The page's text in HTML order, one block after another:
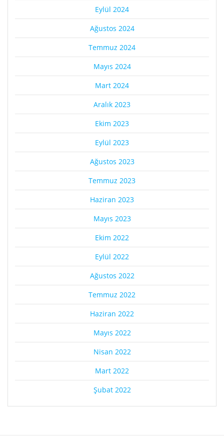
Eylül 2024
Ağustos 2024
Temmuz 2024
Mayıs 2024
Mart 2024
Aralık 2023
Ekim 2023
Eylül 2023
Ağustos 2023
Temmuz 2023
Haziran 2023
Mayıs 2023
Ekim 2022
Eylül 2022
Ağustos 2022
Temmuz 2022
Haziran 2022
Mayıs 2022
Nisan 2022
Mart 2022
Şubat 2022